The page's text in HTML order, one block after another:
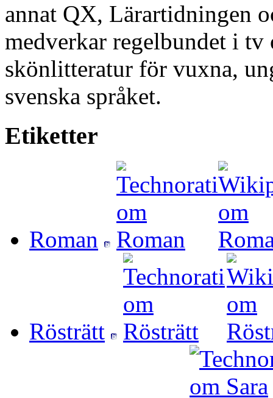
annat QX, Lärartidningen
medverkar regelbundet i
skönlitteratur för vuxna,
svenska språket.
Etiketter
Roman
Rösträtt